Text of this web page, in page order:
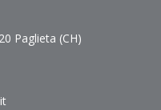
Paglieta (CH)